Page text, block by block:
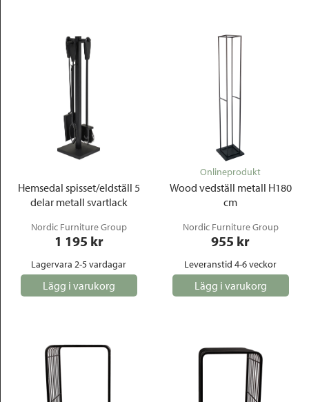
Hemsedal spisset/eldställ 5
delar metall svartlack
Nordic Furniture Group
1 195 kr
Lagervara 2-5 vardagar
Lägg i varukorg
Wood vedställ metall H180
cm
Onlineprodukt
Nordic Furniture Group
955 kr
Leveranstid 4-6 veckor
Lägg i varukorg